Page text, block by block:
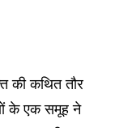
की कथित तौर
के एक समूह ने